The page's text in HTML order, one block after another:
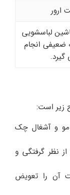
ارور
لباسشویی
ضعیفی انجام
گیرد.
مو و آشغال چک
نظر گرفتگی و
آن را تعویض